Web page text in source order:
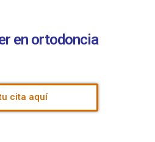
en ortodoncia
cita aquí